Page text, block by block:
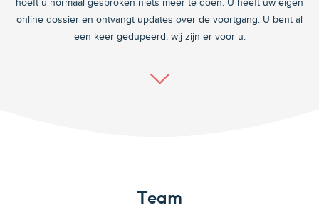
hoeft u normaal gesproken niets meer te doen. U heeft uw eigen
online dossier en ontvangt updates over de voortgang. U bent al
een keer gedupeerd, wij zijn er voor u.
Team